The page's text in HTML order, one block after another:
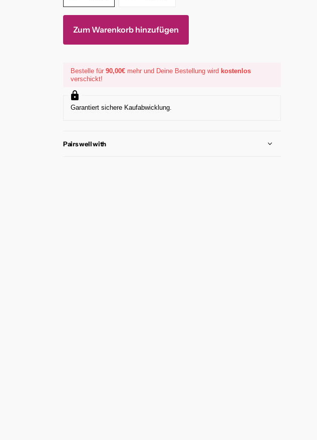
Zum Warenkorb hinzufügen
Bestelle für 90,00€mehr und Deine Bestellung wird kostenlos
verschickt!
Garantiert sichere Kaufabwicklung.
Pairs well with